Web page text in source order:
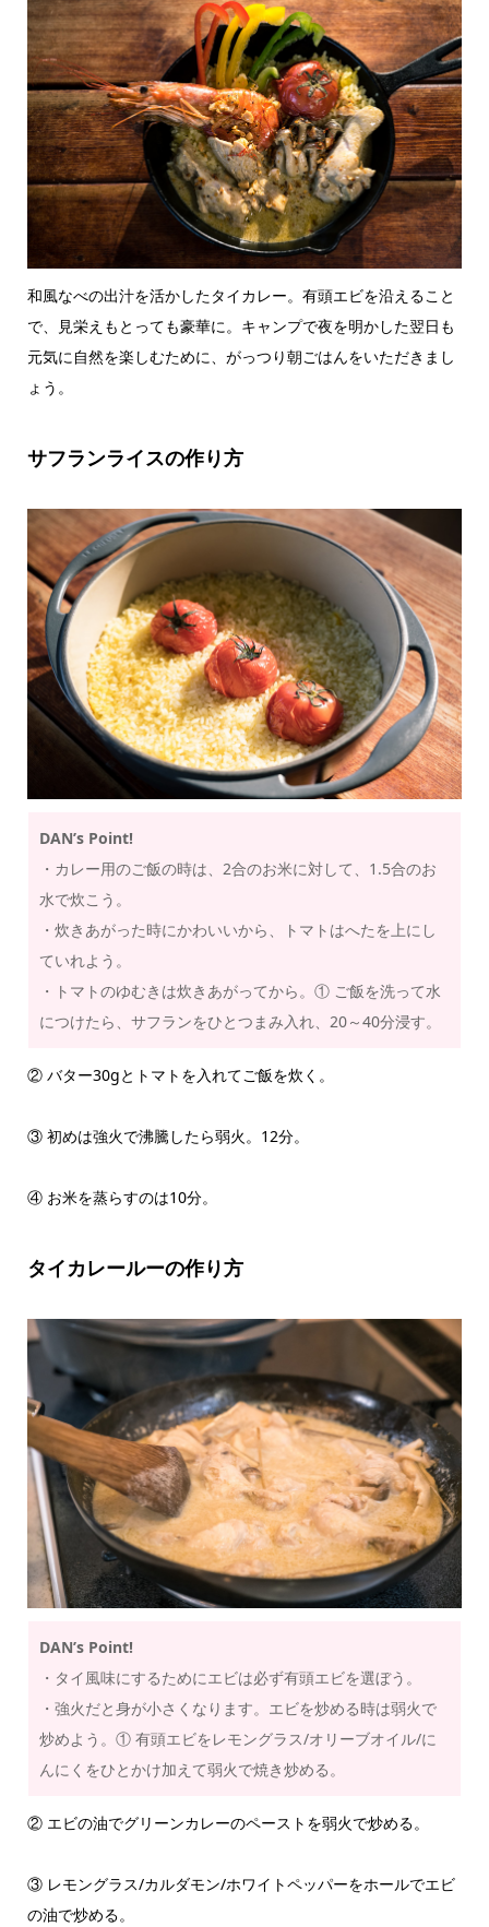
和風なべの出汁を活かしたタイカレー。有頭エビを沿えること
で、見栄えもとっても豪華に。キャンプで夜を明かした翌日も
元気に自然を楽しむために、がっつり朝ごはんをいただきまし
ょう。
サフランライスの作り方
DAN’s Point!
・カレー用のご飯の時は、2合のお米に対して、1.5合のお
水で炊こう。
・炊きあがった時にかわいいから、トマトはへたを上にし
ていれよう。
・トマトのゆむきは炊きあがってから。① ご飯を洗って水
につけたら、サフランをひとつまみ入れ、20～40分浸す。
② バター30gとトマトを入れてご飯を炊く。
③ 初めは強火で沸騰したら弱火。12分。
④ お米を蒸らすのは10分。
タイカレールーの作り方
DAN’s Point!
・タイ風味にするためにエビは必ず有頭エビを選ぼう。
・強火だと身が小さくなります。エビを炒める時は弱火で
炒めよう。① 有頭エビをレモングラス/オリーブオイル/に
んにくをひとかけ加えて弱火で焼き炒める。
② エビの油でグリーンカレーのペーストを弱火で炒める。
③ レモングラス/カルダモン/ホワイトペッパーをホールでエビ
の油で炒める。